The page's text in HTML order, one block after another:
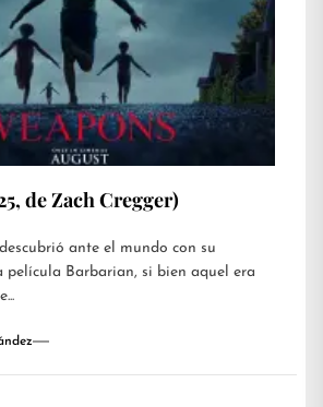
de Zach Cregger)
ante el mundo con su
película Barbarian, si bien aquel era